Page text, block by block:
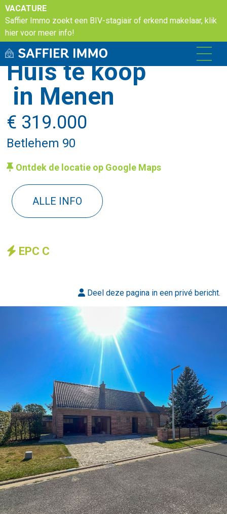
VACATURE
Saffier Immo zoekt een BIV-stagiair of erkend makelaar, klik
hier voor meer info!
Huis te koop
in Menen
€ 319.000
Betlehem 90
Ontdek de locatie op Google Maps
ALLE INFO
EPC C
Deel deze pagina in een privé bericht.